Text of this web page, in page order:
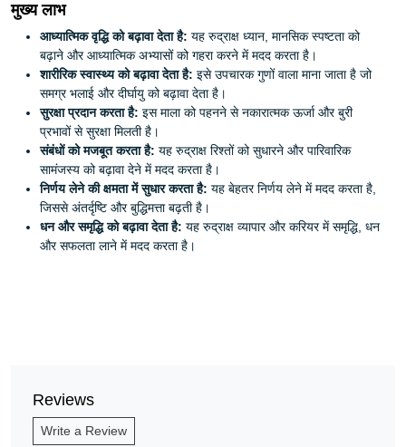
मुख्य लाभ
आध्यात्मिक वृद्धि को बढ़ावा देता है: यह रुद्राक्ष ध्यान, मानसिक स्पष्टता को
बढ़ाने और आध्यात्मिक अभ्यासों को गहरा करने में मदद करता है।
शारीरिक स्वास्थ्य को बढ़ावा देता है: इसे उपचारक गुणों वाला माना जाता है जो
समग्र भलाई और दीर्घायु को बढ़ावा देता है।
सुरक्षा प्रदान करता है: इस माला को पहनने से नकारात्मक ऊर्जा और बुरी
प्रभावों से सुरक्षा मिलती है।
संबंधों को मजबूत करता है: यह रुद्राक्ष रिश्तों को सुधारने और पारिवारिक
सामंजस्य को बढ़ावा देने में मदद करता है।
निर्णय लेने की क्षमता में सुधार करता है: यह बेहतर निर्णय लेने में मदद करता है,
जिससे अंतर्दृष्टि और बुद्धिमत्ता बढ़ती है।
धन और समृद्धि को बढ़ावा देता है: यह रुद्राक्ष व्यापार और करियर में समृद्धि, धन
और सफलता लाने में मदद करता है।
Reviews
Write a Review